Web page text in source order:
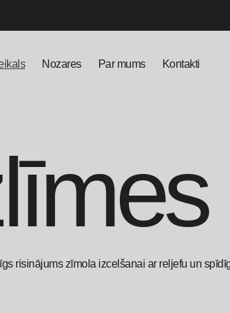
Nozares Par mums Kontakti
risinājums zīmola izcelšanai ar reljefu un